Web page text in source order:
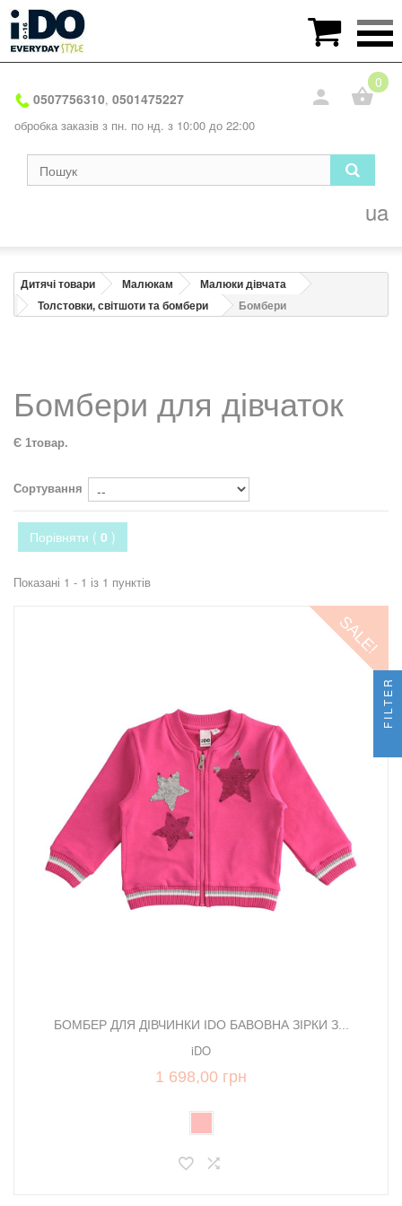
0507756310, 0501475227
обробка заказів з пн. по нд. з 10:00 до 22:00
0
ua
Дитячі товари Малюкам
Малюки дівчата
Толстовки, світшоти та бомбери
Бомбери
Бомбери для дівчаток
Є 1товар.
Сортування
Порівняти ( 0 )
Показані 1 - 1 із 1 пунктів
SALE!
БОМБЕР ДЛЯ ДІВЧИНКИ IDO БАВОВНА ЗІРКИ З...
iDO
1 698,00 грн

FILTER